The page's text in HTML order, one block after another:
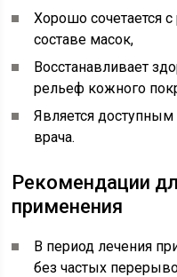
Хорошо сочетается
составе масок,
Восстанавливает
рельеф кожного
Является доступным
врача.
Рекомендации
применения
В период лечения
без частых